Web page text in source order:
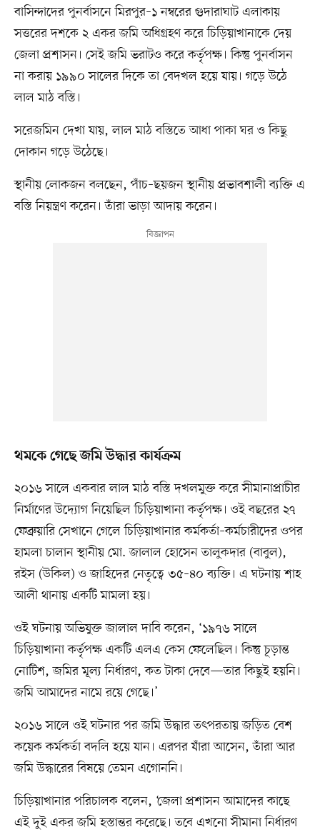
বাসিন্দাদের পুনর্বাসনে মিরপুর–১ নম্বরের গুদারাঘাট এলাকায়
সত্তরের দশকে ২ একর জমি অধিগ্রহণ করে চিড়িয়াখানাকে দেয়
জেলা প্রশাসন। সেই জমি ভরাটও করে কর্তৃপক্ষ। কিন্তু পুনর্বাসন
না করায় ১৯৯০ সালের দিকে তা বেদখল হয়ে যায়। গড়ে উঠে
লাল মাঠ বস্তি।
সরেজমিন দেখা যায়, লাল মাঠ বস্তিতে আধা পাকা ঘর ও কিছু
দোকান গড়ে উঠেছে।
স্থানীয় লোকজন বলছেন, পাঁচ–ছয়জন স্থানীয় প্রভাবশালী ব্যক্তি এ
বস্তি নিয়ন্ত্রণ করেন। তাঁরা ভাড়া আদায় করেন।
থমকে গেছে জমি উদ্ধার কার্যক্রম
২০১৬ সালে একবার লাল মাঠ বস্তি দখলমুক্ত করে সীমানাপ্রাচীর
নির্মাণের উদ্যোগ নিয়েছিল চিড়িয়াখানা কর্তৃপক্ষ। ওই বছরের ২৭
ফেব্রুয়ারি সেখানে গেলে চিড়িয়াখানার কর্মকর্তা–কর্মচারীদের ওপর
হামলা চালান স্থানীয় মো. জালাল হোসেন তালুকদার (বাবুল),
রইস (উকিল) ও জাহিদের নেতৃত্বে ৩৫–৪০ ব্যক্তি। এ ঘটনায় শাহ
আলী থানায় একটি মামলা হয়।
ওই ঘটনায় অভিযুক্ত জালাল দাবি করেন, ‘১৯৭৬ সালে
চিড়িয়াখানা কর্তৃপক্ষ একটি এলএ কেস ফেলেছিল। কিন্তু চূড়ান্ত
নোটিশ, জমির মূল্য নির্ধারণ, কত টাকা দেবে—তার কিছুই হয়নি।
জমি আমাদের নামে রয়ে গেছে।’
২০১৬ সালে ওই ঘটনার পর জমি উদ্ধার তৎপরতায় জড়িত বেশ
কয়েক কর্মকর্তা বদলি হয়ে যান। এরপর যাঁরা আসেন, তাঁরা আর
জমি উদ্ধারের বিষয়ে তেমন এগোননি।
চিড়িয়াখানার পরিচালক বলেন, ‘জেলা প্রশাসন আমাদের কাছে
এই দুই একর জমি হস্তান্তর করেছে। তবে এখনো সীমানা নির্ধারণ